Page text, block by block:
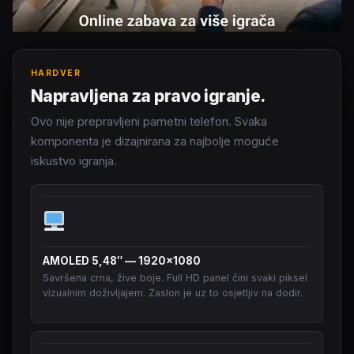
HARDVER
Napravljena za pravo igranje.
Ovo nije prepravljeni pametni telefon. Svaka
komponenta je dizajnirana za najbolje moguće
iskustvo igranja.
AMOLED 5,48″ — 1920×1080
Savršena crna, žive boje. Full HD panel čini svaki piksel
vizualnim doživljajem. Zaslon je uz to osjetljiv na dodir.